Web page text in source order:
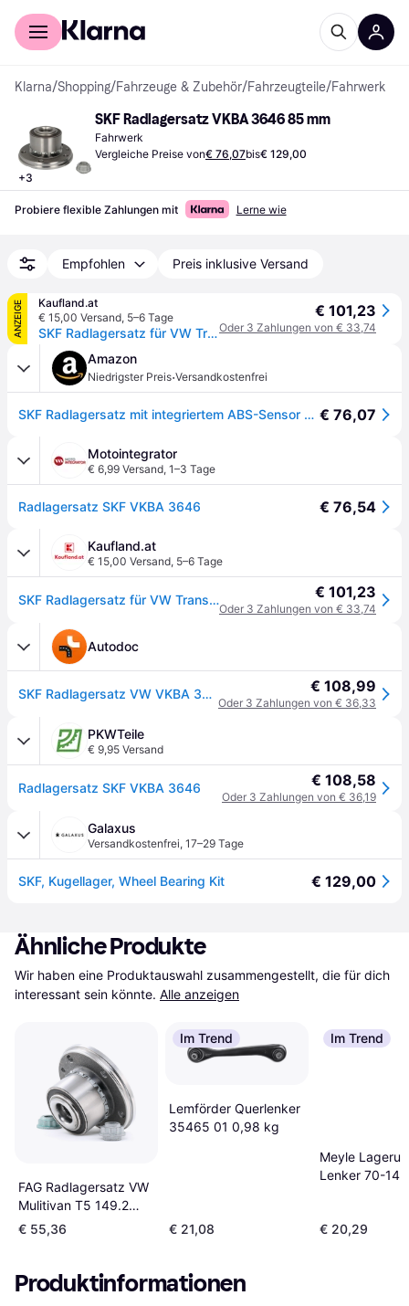
Für Shopper
Klarna/Shopping/Fahrzeuge & Zubehör/Fahrzeugteile/Fahrwerk
+3
SKF Radlagersatz VKBA 3646 85 mm
Fahrwerk
Vergleiche Preise von€ 76,07bis€ 129,00
Probiere flexible Zahlungen mit Lerne wie
Empfohlen Preis inklusive Versand
ANZEIGE
Kaufland.at
€ 15,00 Versand, 5–6 Tage
SKF Radlagersatz für VW Transporter V Bus (7HB, 7HJ, 7EB, 7EJ, 7EF, 7EG, 7HF, 7EC) 85mm VKBA 3646
€ 101,23
Oder 3 Zahlungen von € 33,74
Amazon
Niedrigster Preis·Versandkostenfrei
SKF Radlagersatz mit integriertem ABS-Sensor VKBA 3646 Position Vorderachse Außendurchmesser 85 mm Höhe 173 mm Länge 153 mm Breite 153 mm € 76,07
Motointegrator
€ 6,99 Versand, 1–3 Tage
Radlagersatz SKF VKBA 3646 € 76,54
Kaufland.at
€ 15,00 Versand, 5–6 Tage
SKF Radlagersatz für VW Transporter V Bus (7HB, 7HJ, 7EB, 7EJ, 7EF, 7EG, 7HF, 7EC) 85mm VKBA 3646 € 101,23
Oder 3 Zahlungen von € 33,74
Autodoc
SKF Radlagersatz VW VKBA 3646 7H0401611H,7H0498611,7L0498611 Radlager,Radlager & Radlagersatz VKN600,VKN601,VKN6021,7H0401611D,7H0401611E € 108,99
Oder 3 Zahlungen von € 36,33
PKWTeile
€ 9,95 Versand
Radlagersatz SKF VKBA 3646 € 108,58
Oder 3 Zahlungen von € 36,19
Galaxus
Versandkostenfrei, 17–29 Tage
SKF, Kugellager, Wheel Bearing Kit € 129,00
Ähnliche Produkte
Wir haben eine Produktauswahl zusammengestellt, die für dich
interessant sein könnte. Alle anzeigen
FAG Radlagersatz VW
Mulitivan T5 149.2
mm
€ 55,36
Im Trend
Lemförder Querlenker
35465 01 0,98 kg
€ 21,08
Im Trend
Meyle
Lenker 70-14
€ 20,29
Produktinformationen